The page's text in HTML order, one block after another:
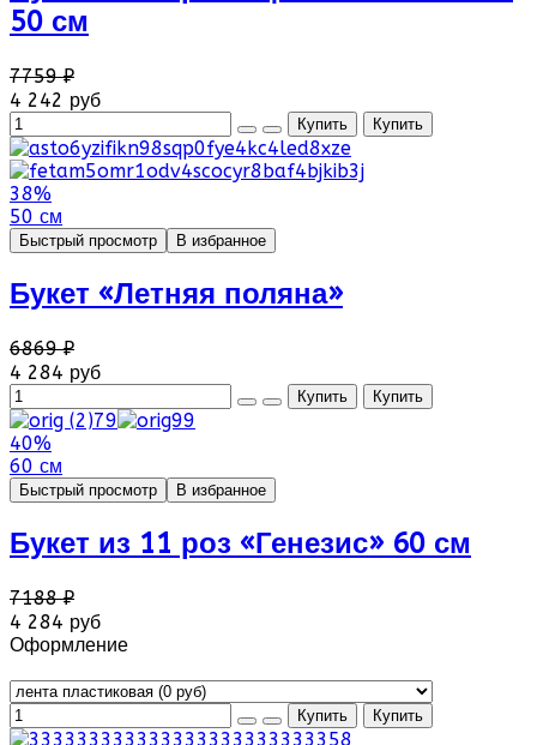
50 см
7759 ₽
4 242 руб
38%
50 см
Быстрый просмотр В избранное
Букет «Летняя поляна»
6869 ₽
4 284 руб
40%
60 см
Быстрый просмотр В избранное
Букет из 11 роз «Генезис» 60 см
7188 ₽
4 284 руб
Оформление